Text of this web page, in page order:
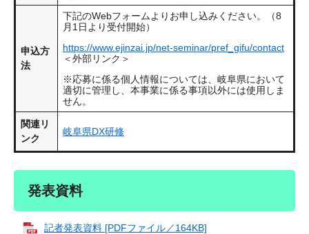
申込方
法
下記のWebフォームよりお申し込みください。（8
月1日より受付開始）
https://www.ejinzai.jp/net-seminar/pref_gifu/contact
＜外部リンク＞
※応募に係る個人情報については、岐阜県において
適切に管理し、本事業に係る事項以外には使用しま
せん。
関連リ
ンク
岐阜県DX研修
発表資料
記者発表資料 [PDFファイル／164KB]